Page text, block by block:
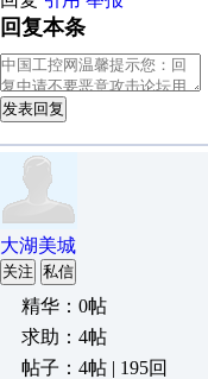
回复本条
发表回复
大湖美城
关注 私信
精华：0帖
求助：4帖
帖子：4帖 | 195回